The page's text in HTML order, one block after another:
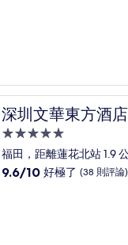
極
了，
(4
則
評
論)
深圳文華東方酒店
深圳文華東方酒店
5.0
星
級
福田，距離蓮花北站 1.9
9.6
9.6/10 好極了 (38 則評論)